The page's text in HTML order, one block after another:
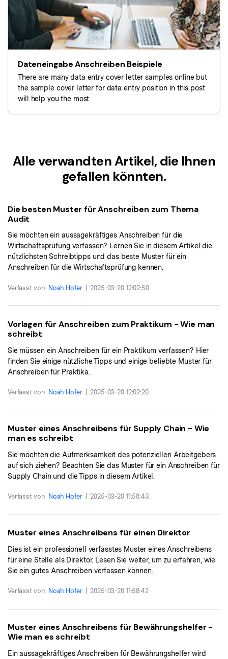
PDF OCR
PDF-Daten extrahieren
PDF freigeben
eSign PDFs rechtmäßig Neu
Branchen
Gesundheitswesen
Veröffentlichung
Freiberufler
Alle PDF-Funktionen
Kontakt zum Support
Was ist NEU
Benutzerhandbuch
PDFelement für Windows
PDFelement für Mac
PDFelement für iOS
Bewertungen
Sehen Sie, was unsere Nutzer sagen.
Bearbeiten, Drucken und Anpassen von kostenlosen Vorlagen.
PDF-bezogene Informationen, die Sie benötigen.
Download-Zentrum
Laden Sie die leistungsstärksten und einfachsten PDF-Tools
Dateneingabe Anschreiben Beispiele
There are many data entry cover letter samples online but
the sample cover letter for data entry position in this post
will help you the most.
Alle verwandten Artikel, die Ihnen
gefallen könnten.
Die besten Muster für Anschreiben zum Thema
Audit
Sie möchten ein aussagekräftiges Anschreiben für die
Wirtschaftsprüfung verfassen? Lernen Sie in diesem Artikel die
nützlichsten Schreibtipps und das beste Muster für ein
Anschreiben für die Wirtschaftsprüfung kennen.
Verfasst von Noah Hofer 2025-03-20 12:02:50
Vorlagen für Anschreiben zum Praktikum - Wie man
schreibt
Sie müssen ein Anschreiben für ein Praktikum verfassen? Hier
finden Sie einige nützliche Tipps und einige beliebte Muster für
Anschreiben für Praktika.
Verfasst von Noah Hofer 2025-03-20 12:02:20
Muster eines Anschreibens für Supply Chain - Wie
man es schreibt
Sie möchten die Aufmerksamkeit des potenziellen Arbeitgebers
auf sich ziehen? Beachten Sie das Muster für ein Anschreiben für
Supply Chain und die Tipps in diesem Artikel.
Verfasst von Noah Hofer 2025-03-20 11:58:43
Muster eines Anschreibens für einen Direktor
Dies ist ein professionell verfasstes Muster eines Anschreibens
für eine Stelle als Direktor. Lesen Sie weiter, um zu erfahren, wie
Sie ein gutes Anschreiben verfassen können.
Verfasst von Noah Hofer 2025-03-20 11:58:42
Muster eines Anschreibens für Bewährungshelfer -
Wie man es schreibt
Ein aussagekräftiges Anschreiben für Bewährungshelfer wird